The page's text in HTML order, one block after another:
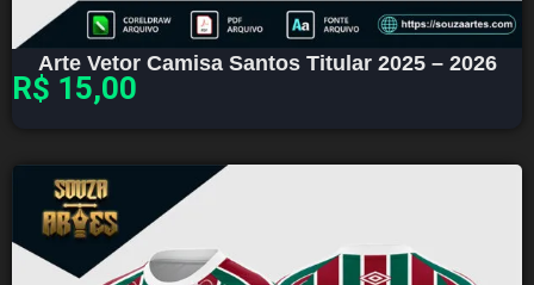
Arte Vetor Camisa Santos Titular 2025 – 2026
R$ 15,00